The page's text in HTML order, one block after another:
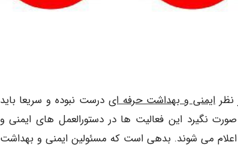
نظرایمنی و بهداشت حرفه ای درست نبوده و سریعا باید
نگیرد این فعالیت ها در دستورالعمل های ایمنی و
اعلام می شوند. بدهی است که مسئولین ایمنی و بهداشت